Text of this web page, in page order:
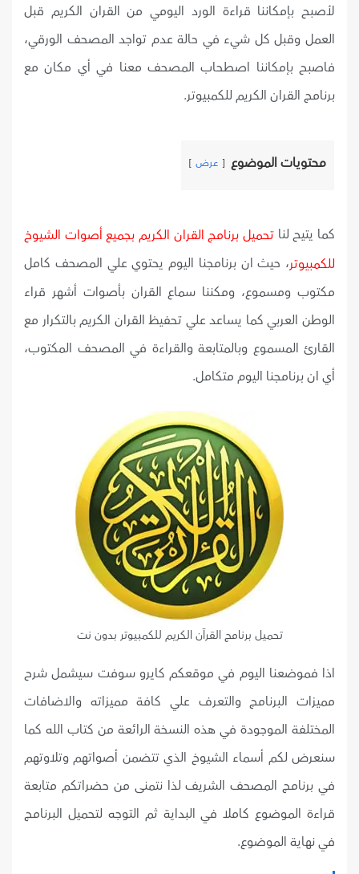
لأصبح بإمكاننا قراءة الورد اليومي من القران الكريم قبل
العمل وقبل كل شيء في حالة عدم تواجد المصحف الورقي،
فاصبح بإمكاننا اصطحاب المصحف معنا في أي مكان مع
برنامج القران الكريم للكمبيوتر.
محتويات الموضوع عرض
كما يتيح لنا تحميل برنامج القران الكريم بجميع أصوات الشيوخ
للكمبيوتر، حيث ان برنامجنا اليوم يحتوي علي المصحف كامل
مكتوب ومسموع، ومكننا سماع القران بأصوات أشهر قراء
الوطن العربي كما يساعد علي تحفيظ القران الكريم بالتكرار مع
القارئ المسموع وبالمتابعة والقراءة في المصحف المكتوب،
أي ان برنامجنا اليوم متكامل.
تحميل برنامج القرآن الكريم للكمبيوتر بدون نت
اذا فموضعنا اليوم في موقعكم كايرو سوفت سيشمل شرح
مميزات البرنامج والتعرف علي كافة مميزاته والاضافات
المختلفة الموجودة في هذه النسخة الرائعة من كتاب الله كما
سنعرض لكم أسماء الشيوخ الذي تتضمن أصواتهم وتلاوتهم
في برنامج المصحف الشريف لذا نتمنى من حضراتكم متابعة
قراءة الموضوع كاملا في البداية ثم التوجه لتحميل البرنامج
في نهاية الموضوع.